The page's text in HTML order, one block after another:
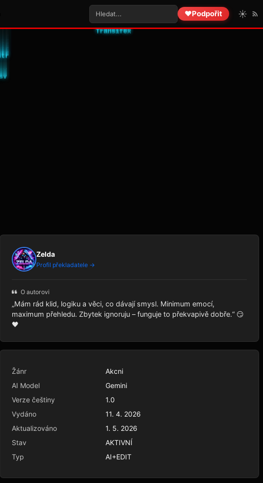
❤️Podpořit ☀️
Zelda
Profil překladatele →
O autorovi
„Mám rád klid, logiku a věci, co dávají smysl. Minimum emocí,
maximum přehledu. Zbytek ignoruju – funguje to překvapivě dobře.“ 😏
🖤
Žánr
Akcni
AI Model
Gemini
Verze češtiny
1.0
Vydáno
11. 4. 2026
Aktualizováno
1. 5. 2026
Stav
AKTIVNÍ
Typ
AI+EDIT